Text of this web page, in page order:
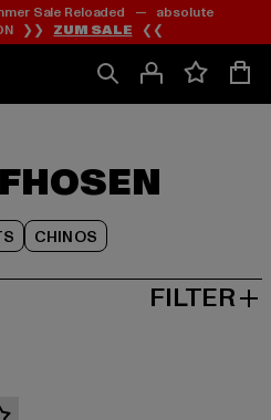
Zum
Inhalt
springen
Zum
Fußzeile
springen
Sale Reloaded — absolute
❯❯ ZUM SALE ❮❮
CHINOS
Zum
Produktraster
springen
FILTER